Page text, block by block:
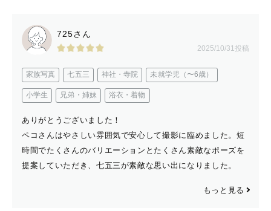
チョコレート、チャイコフスキー、横浜、木の香り、北海
道、マジックアワー…たくさん。
あなたの素敵な一日がもっと最高の日になりますように。
725さん
2025/10/31投稿
家族写真 七五三 神社・寺院 未就学児（〜6歳）
小学生 兄弟・姉妹 浴衣・着物
ありがとうございました！
ペコさんはやさしい雰囲気で安心して撮影に臨めました。短
時間でたくさんのバリエーションとたくさん素敵なポーズを
提案していただき、七五三が素敵な思い出になりました。
もっと見る